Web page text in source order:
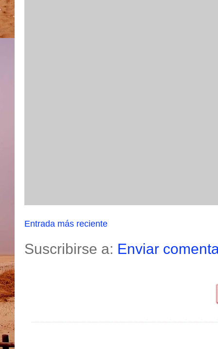
Entrada más reciente
Suscribirse a: Enviar